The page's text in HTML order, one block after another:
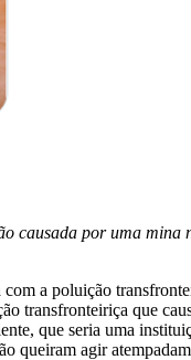
causada por uma mina
a poluição
transfronteiriça que
que seria uma
queiram agir